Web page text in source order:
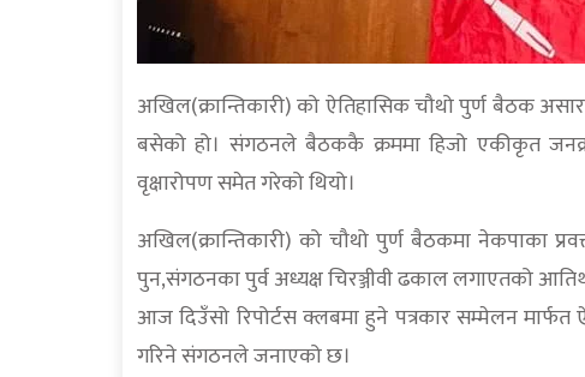
अखिल(क्रान्तिकारी) को ऐतिहासिक चौथो पुर्ण बैठक असार
बसेको हो। संगठनले बैठककै क्रममा हिजो एकीकृत
वृक्षारोपण समेत गरेको थियो।
अखिल(क्रान्तिकारी) को चौथो पुर्ण बैठकमा नेकपाका
पुन,संगठनका पुर्व अध्यक्ष चिरञ्जीवी ढकाल लगाएतको
आज दिउँसो रिपोर्टस क्लबमा हुने पत्रकार सम्मेलन
गरिने संगठनले जनाएको छ।